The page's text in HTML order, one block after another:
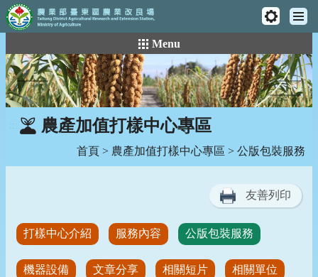
到
主
要
內
區
工
具
主
單
Menu
::: 農產加值打樣中心專區
首頁 > 農產加值打樣中心專區 > 公版包裝服務
友善列印
打樣中心介紹 服務內容 公版包裝服務
機器設備 文章分享 相關短片 相關單位